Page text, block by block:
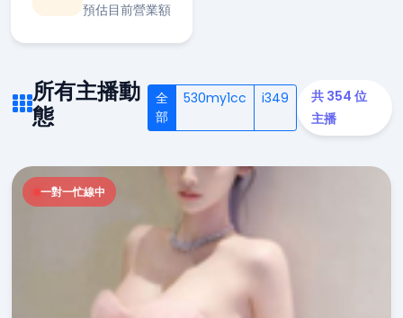
預估目前營業額
所有主播動
態
全
部
530my1cc i349
共 354 位
主播
一對一忙線中